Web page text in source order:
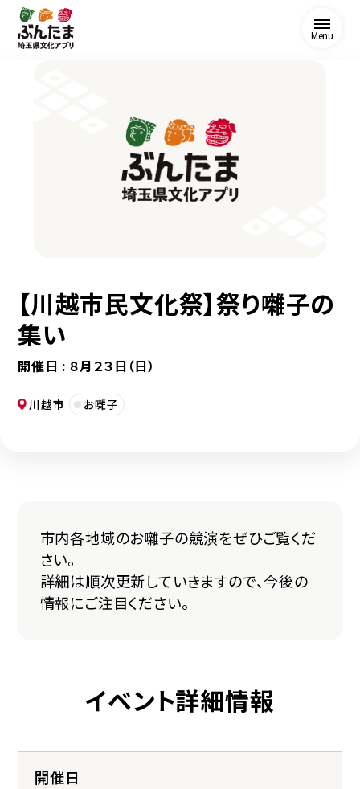
Menu
【川越市民文化祭】祭り囃子の
集い
開催日 : ８月２３日（日）
川越市 お囃子
市内各地域のお囃子の競演をぜひご覧くだ
さい。
詳細は順次更新していきますので、今後の
情報にご注目ください。
イベント詳細情報
開催日